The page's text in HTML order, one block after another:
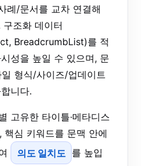
례/문서를 교차 연결해
조화 데이터
BreadcrumbList)를 적
성을 높일 수 있으며, 문
형식/사이즈/업데이트
니다.
고유한 타이틀·메타디스
핵심 키워드를 문맥 안에
의도 일치도 를 높입